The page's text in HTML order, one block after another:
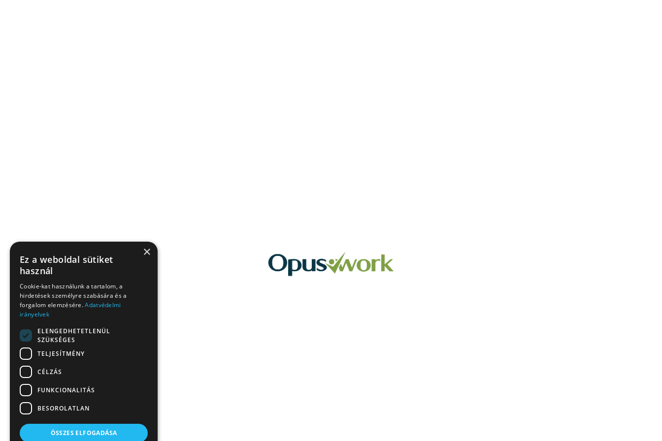
×
Ez a weboldal sütiket
használ
Cookie-kat használunk a tartalom, a
hirdetések személyre szabására és a
forgalom elemzésére.Adatvédelmi
irányelvek
ELENGEDHETETLENÜL
SZÜKSÉGES
TELJESÍTMÉNY
CÉLZÁS
FUNKCIONALITÁS
BESOROLATLAN
ÖSSZES ELFOGADÁSA